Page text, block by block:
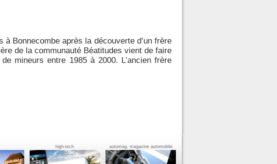
Bonnecombe après la découverte d’un frère
de la communauté Béatitudes vient de faire
mineurs entre 1985 à 2000. L’ancien frère
high-tech automag, magazine automobile